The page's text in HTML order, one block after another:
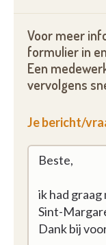
Voor meer
formulier in
Een
vervolgens
Je bericht/